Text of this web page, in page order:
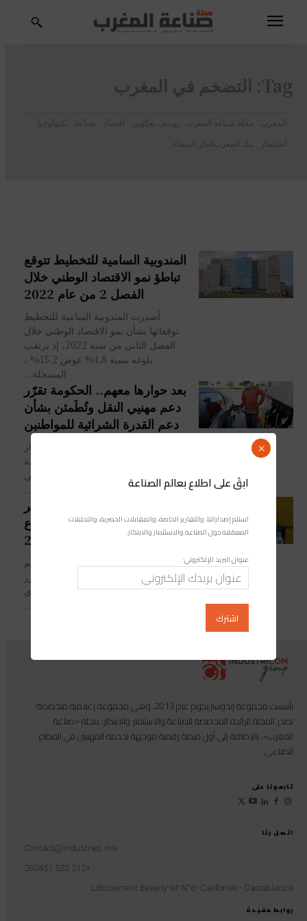
Tag: التضخم في المغرب
المغرب مجلة صناعة المغرب يوسف يعكوبي اقتصاد صناعة
تكنولوجيا
استثمار
بنك المغرب الدار البيضاء
المندوبية السامية للتخطيط تتوقع
تباطؤ نمو الاقتصاد الوطني خلال
الفصل 2 من عام 2022
أصدرت المندوبية السامية للتخطيط
توقعاتها بشأن نمو الاقتصاد الوطني خلال
الفصل الثاني من سنة 2022، إذ يرتقب
بلوغه نسبة 1,8% عوض 15,2% ،
المسجلة...
بعد حوارها معهم.. الحكومة تقرّر
دعم مهنيي النقل وتُطَمئن بشأن
دعم القدرة الشرائية للمواطنين
في ظل وضع راهنٍ يتّسِم بارتفاع أسعار
المحروقات وطنياً وعالمياً؛ كشفت الحكومة
عن قرارها القاضي بـتقديمَ دعم لمِهنيّي
النقل بهدف الحفاظ على القدرة الشرائية...
مجلس بنك المغرب يُبقي سعر
الفائدة عند 1,5% ويتوقع ارتفاع
معدل التضخم في 2022
في أعقاب اجتماعه الفصلي الأخير برسم
سنة 2021، يوم الثلاثاء 21 دجنبر 2021، قرر
مجلس بنك المغرب الإبقاء على المستوى
الحالي لسعر الفائدة الرئيسي بدون...
روابط مفيدة
اتصل بنا
Contact@industries.ma
+212 522 260451
Lotissement Beverly-lot N°6- Californie - Casablanca
تأسست مجموعة إندوستريكوم عام 2013، وهي مجموعة إعلامية متخصصة
تصدر المجلة الرائدة المخصصة للصناعة والاستثمار والابتكار: مجلة «صناعة
المغرب»، بالإضافة إلى أول منصة رقمية موجهة لخدمة المهنيين في القطاع
الصناعي.
تابعونا على
ابقَ على اطلاع بعالم الصناعة
استلم إصداراتنا، والتقارير الخاصة، والمقابلات الحصرية، والتحليلات
المعمّقة حول الصناعة والاستثمار والابتكار.
عنوان البريد الإلكتروني:
×